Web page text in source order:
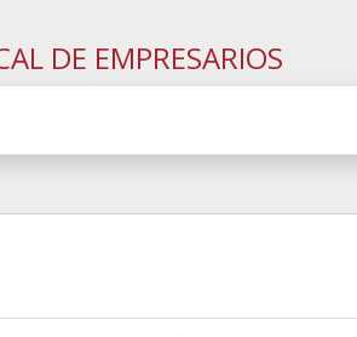
DE EMPRESARIOS